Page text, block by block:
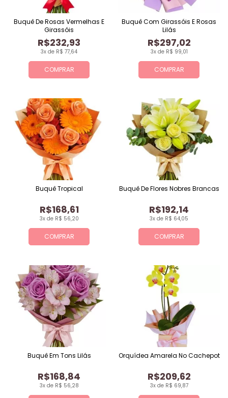
COMPRAR
3x de R$ 77,64
R$232,93
Buquê De Rosas Vermelhas E
Girassóis
COMPRAR
3x de R$ 99,01
R$297,02
Buquê Com Girassóis E Rosas
Lilás
COMPRAR
3x de R$ 56,20
R$168,61
Buquê Tropical
COMPRAR
3x de R$ 64,05
R$192,14
Buquê De Flores Nobres Brancas
3x de R$ 56,28
R$168,84
Buquê Em Tons Lilás
3x de R$ 69,87
R$209,62
Orquídea Amarela No Cachepot